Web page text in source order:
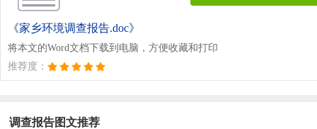
《家乡环境调查报告.doc》
将本文的Word文档下载到电脑，方便收藏和打印
推荐度：
调查报告图文推荐